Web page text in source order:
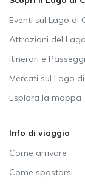
Eventi sul Lago di
Attrazioni del
Itinerari e
Mercati sul Lago
Esplora la mappa
Info di viaggio
Come arrivare
Come spostarsi